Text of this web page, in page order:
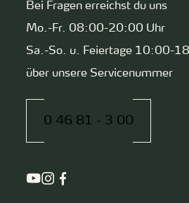
Bei Fragen erreichst du uns
Mo.-Fr. 08:00-20:00 Uhr
Sa.-So. u. Feiertage 10:00-
über unsere Servicenummer
0 46 81 - 3 00